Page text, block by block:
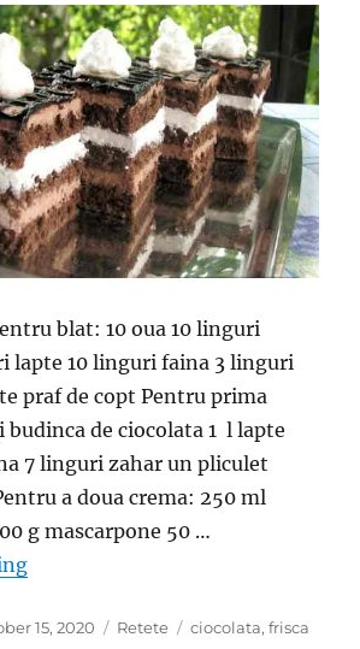
blat: 10 oua 10 linguri
lapte 10 linguri faina 3 linguri
praf de copt Pentru prima
budinca de ciocolata 1 l lapte
7 linguri zahar un pliculet
a doua crema: 250 ml
g mascarpone 50 …
“Tort cu ciocolata si mascarpone.
15, 2020 Categories
Retete Tags
ciocolata,frisca